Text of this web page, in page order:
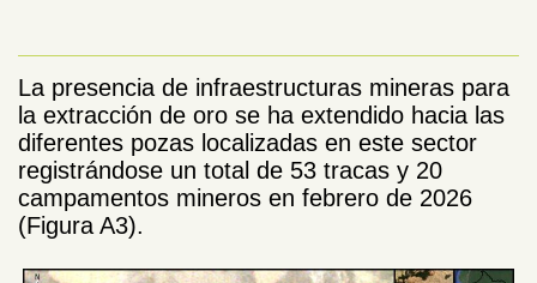
La presencia de infraestructuras mineras para
la extracción de oro se ha extendido hacia las
diferentes pozas localizadas en este sector
registrándose un total de 53 tracas y 20
campamentos mineros en febrero de 2026
(Figura A3).